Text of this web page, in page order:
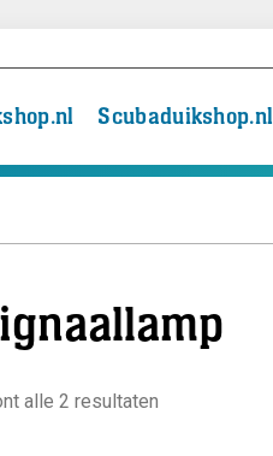
Scubaduikshop.nl
alle 2 resultaten